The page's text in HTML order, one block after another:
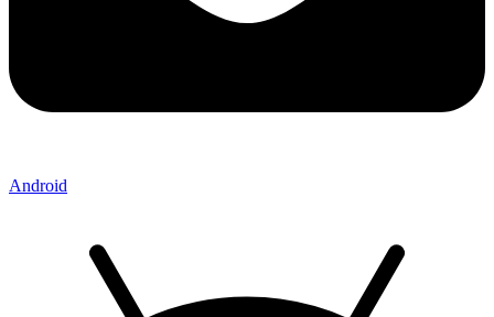
Android